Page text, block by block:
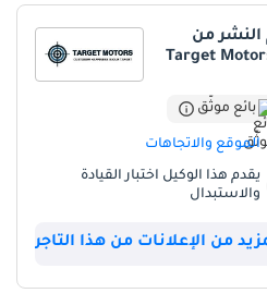
النشر من
Target
بائع موثّق
الموقع والاتجاهات
يقدم هذا الوكيل اختبار القيادة
والاستبدال
من الإعلانات من هذا التاجر
تُمثل سيارة تويوتا هايلكس 2025 هذه المعيار الذهبي المطلق للموثوقية
التعاون الخليجي. تأتي بلونها
لمناخ المنطقة، وتحافظ على قيمتها
على الطريق. يجمع محركها